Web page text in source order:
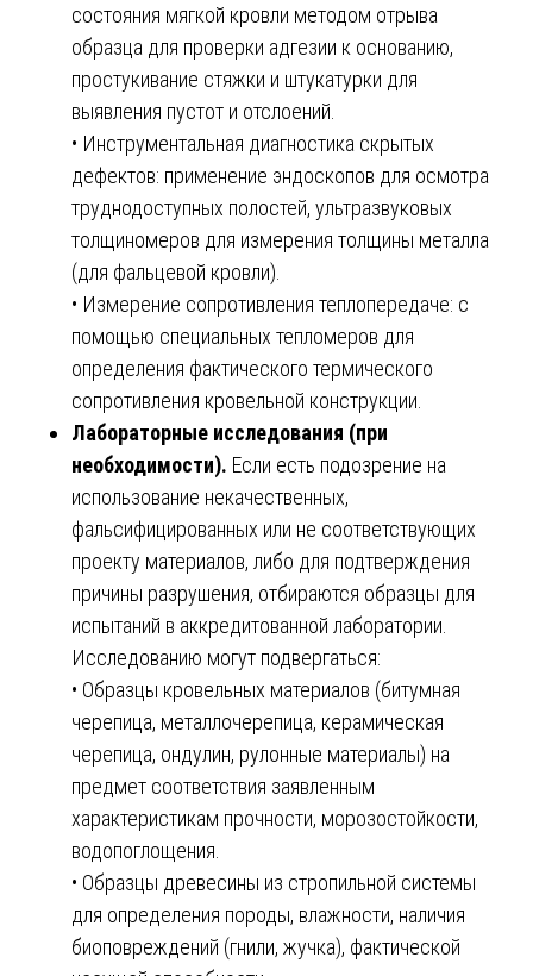
состояния мягкой кровли методом отрыва
образца для проверки адгезии к основанию,
простукивание стяжки и штукатурки для
выявления пустот и отслоений.
• Инструментальная диагностика скрытых
дефектов: применение эндоскопов для осмотра
труднодоступных полостей, ультразвуковых
толщиномеров для измерения толщины металла
(для фальцевой кровли).
• Измерение сопротивления теплопередаче: с
помощью специальных тепломеров для
определения фактического термического
сопротивления кровельной конструкции.
Лабораторные исследования (при
необходимости). Если есть подозрение на
использование некачественных,
фальсифицированных или не соответствующих
проекту материалов, либо для подтверждения
причины разрушения, отбираются образцы для
испытаний в аккредитованной лаборатории.
Исследованию могут подвергаться:
• Образцы кровельных материалов (битумная
черепица, металлочерепица, керамическая
черепица, ондулин, рулонные материалы) на
предмет соответствия заявленным
характеристикам прочности, морозостойкости,
водопоглощения.
• Образцы древесины из стропильной системы
для определения породы, влажности, наличия
биоповреждений (гнили, жучка), фактической